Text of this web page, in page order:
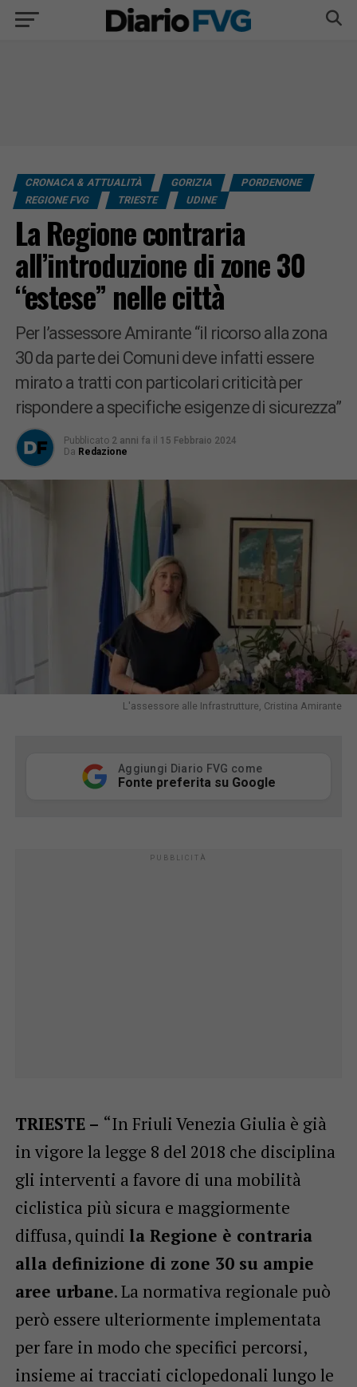
CRONACA & ATTUALITÀ GORIZIA
PORDENONE
REGIONE FVG
TRIESTE UDINE
La Regione contraria
all’introduzione di zone 30
“estese” nelle città
Per l’assessore Amirante “il ricorso alla zona
30 da parte dei Comuni deve infatti essere
mirato a tratti con particolari criticità per
rispondere a specifiche esigenze di sicurezza”
Pubblicato 2 anni fa il 15 Febbraio 2024
Da Redazione
L'assessore alle Infrastrutture, Cristina Amirante
Aggiungi Diario FVG come
Fonte preferita su Google
TRIESTE – “In Friuli Venezia Giulia è già
in vigore la legge 8 del 2018 che disciplina
gli interventi a favore di una mobilità
ciclistica più sicura e maggiormente
diffusa, quindi la Regione è contraria
alla definizione di zone 30 su ampie
aree urbane. La normativa regionale può
però essere ulteriormente implementata
per fare in modo che specifici percorsi,
insieme ai tracciati ciclopedonali lungo le